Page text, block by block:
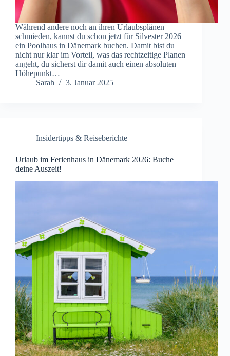
Während andere noch an ihren Urlaubsplänen
schmieden, kannst du schon jetzt für Silvester 2026
ein Poolhaus in Dänemark buchen. Damit bist du
nicht nur klar im Vorteil, was das rechtzeitige Planen
angeht, du sicherst dir damit auch einen absoluten
Höhepunkt…
Sarah
3. Januar 2025
Insidertipps & Reiseberichte
Urlaub im Ferienhaus in Dänemark 2026: Buche
deine Auszeit!